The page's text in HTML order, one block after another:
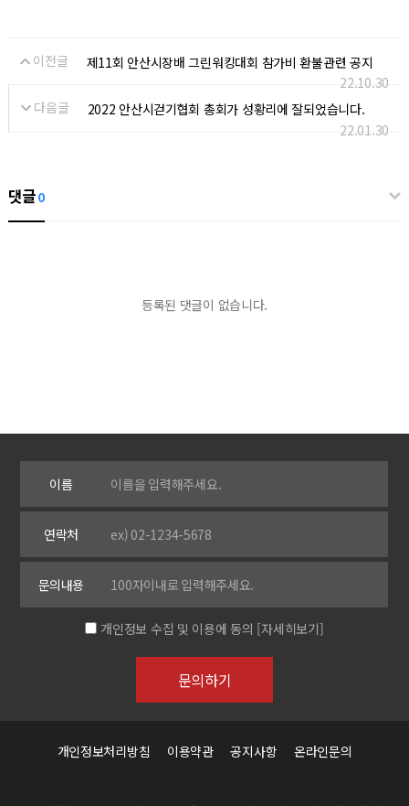
이전글
제11회 안산시장배 그린워킹대회 참가비 환불관련 공지
22.10.30
다음글
2022 안산시걷기협회 총회가 성황리에 잘되었습니다.
22.01.30
댓글0
등록된 댓글이 없습니다.
이름
연락처
문의내용
개인정보 수집 및 이용에 동의 [자세히보기]
개인정보처리방침 이용약관 공지사항 온라인문의